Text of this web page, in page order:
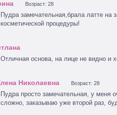
Возраст: 28
Пудра замечательная,брала латте на
косметической процедуры!
Отличная основа, на лице не видно и
Возраст: 28
Пудра просто замечательная, у меня
сложно, заказываю уже второй раз,